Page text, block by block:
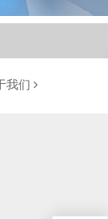
我们